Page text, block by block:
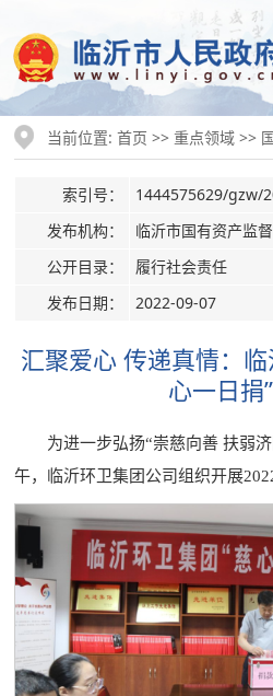
当前位置:首页 >>重点领域 >>
索引号：
1444575629/gzw/
发布机构：
临沂市国有资产监
公开目录：
履行社会责任
发布日期：
2022-09-07
汇聚爱心 传递真情：
心一日捐
为进一步弘扬“崇慈向善 扶弱
午，临沂环卫集团公司组织开展